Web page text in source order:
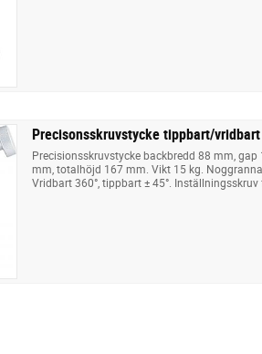
Precisonsskruvstycke tippbart/
Precisionsskruvstycke backbredd 88 mm,
mm, totalhöjd 167 mm. Vikt 15 kg.
Vridbart 360°, tippbart ± 45°.